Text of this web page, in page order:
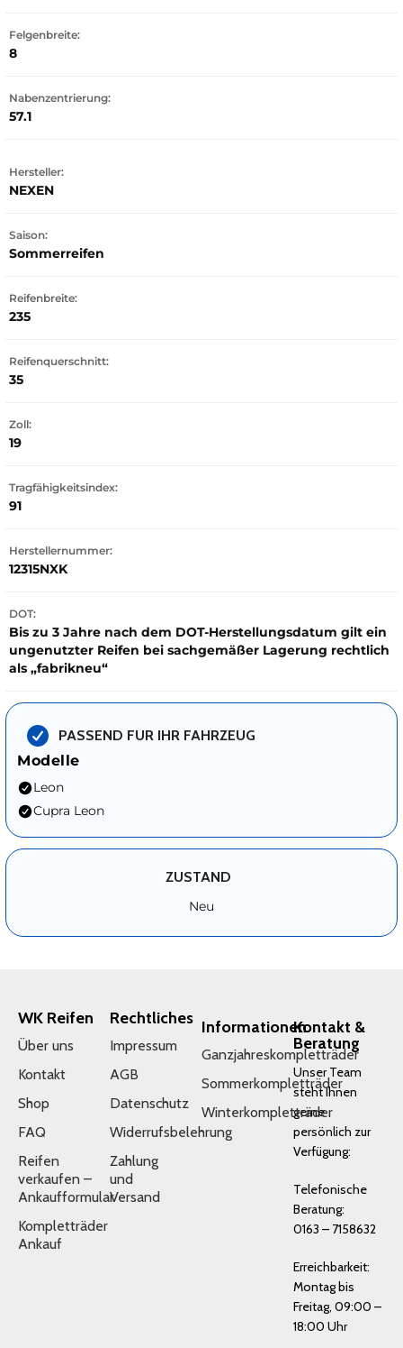
Felgenbreite:
8
Nabenzentrierung:
57.1
Hersteller:
NEXEN
Saison:
Sommerreifen
Reifenbreite:
235
Reifenquerschnitt:
35
Zoll:
19
Tragfähigkeitsindex:
91
Herstellernummer:
12315NXK
DOT:
Bis zu 3 Jahre nach dem DOT-Herstellungsdatum gilt ein
ungenutzter Reifen bei sachgemäßer Lagerung rechtlich
als „fabrikneu“
PASSEND FUR IHR FAHRZEUG
Modelle
Leon
Cupra Leon
ZUSTAND
Neu
WK Reifen
Über uns
Kontakt
Shop
FAQ
Reifen
verkaufen –
Ankaufformular
Kompletträder
Ankauf
Rechtliches
Impressum
AGB
Datenschutz
Widerrufsbelehrung
Zahlung
und
Versand
Informationen
Ganzjahreskompletträder
Sommerkompletträder
Winterkompletträder
Kontakt &
Beratung
Unser Team
steht Ihnen
gerne
persönlich zur
Verfügung:
Telefonische
Beratung:
0163 – 7158632
Erreichbarkeit:
Montag bis
Freitag, 09:00 –
18:00 Uhr